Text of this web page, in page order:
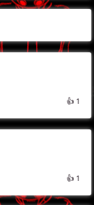
1
1